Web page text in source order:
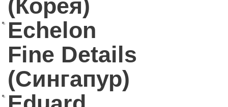
(Корея)
Echelon
Fine Details
(Сингапур)